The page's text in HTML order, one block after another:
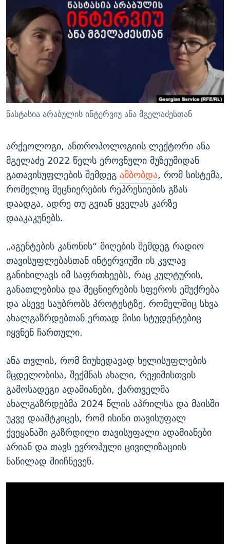
ᲛᲝᲚᲐᲞᲐᲠᲐᲙᲔ ᲢᲔᲥᲡᲢᲔᲑᲘ
ᲨᲘᲜ - ᲣᲪᲮᲝᲔᲗᲨᲘ
ᲚᲘᲢᲔᲠᲐᲢᲣᲠᲣᲚᲘ ᲬᲐᲮᲜᲐᲒᲔᲑᲘ
ᲐᲛᲔᲠᲘᲙᲣᲚᲘ ᲛᲝᲗᲮᲠᲝᲑᲐ
ᲘᲛᲞᲔᲠᲘᲐ ᲓᲐ ᲠᲐᲓᲘᲝ
ᲩᲔᲛᲘ ᲡᲘᲙᲕᲓᲘᲚᲘᲡ ᲛᲘᲖᲔᲖᲘᲐ COVID-19
11 ᲬᲔᲚᲘ - 11 ᲐᲛᲑᲐᲕᲘ
ᲡᲐᲞᲐᲠᲚᲐᲛᲔᲜᲢᲝ ᲐᲠᲩᲔᲕᲜᲔᲑᲘᲡ ᲘᲡᲢᲝᲠᲘᲐ
ᲑᲐᲕᲨᲕᲔᲑᲘ ᲞᲠᲝᲡᲢᲘᲢᲣᲪᲘᲐᲨᲘ - ᲐᲛᲝᲣᲗᲥᲛᲔᲚᲘ ᲐᲛᲑᲐᲕᲘ
5 ᲐᲛᲑᲐᲕᲘ - 20 ᲘᲕᲜᲘᲡᲡ ᲓᲐᲨᲐᲕᲔᲑᲣᲚᲔᲑᲘ
ᲐᲒᲕᲘᲡᲢᲝᲡ ᲝᲛᲘ
ПРИВЕТ ᲙᲣᲚᲢᲣᲠᲐ
ᲒᲐᲛᲝᲘᲬᲔᲠᲔ
რთე/რთ-ის ყველა საიტი
ნასტასია არაბულის ინტერვიუ ანა მგელაძესთან
არქეოლოგი, ანთროპოლოგიის ლექტორი ანა
მგელაძე 2022 წელს ეროვნული მუზეუმიდან
გათავისუფლების შემდეგ ამბობდა, რომ სისტემა,
რომელიც მეცნიერების რეპრესიების გზას
დაადგა, ადრე თუ გვიან ყველას კარზე
დააკაკუნებს.
„აგენტების კანონის“ მიღების შემდეგ რადიო
თავისუფლებასთან ინტერვიუში ის კვლავ
განიხილავს იმ საფრთხეებს, რაც კულტურის,
განათლებისა და მეცნიერების სფეროს ემუქრება
და ასევე საუბრობს პროტესტზე, რომელშიც სხვა
ახალგაზრდებთან ერთად მისი სტუდენტებიც
იყვნენ ჩართული.
ანა თვლის, რომ მიუხედავად ხელისუფლების
მცდელობისა, შექმნას ახალი, რეჟიმისთვის
გამოსადეგი ადამიანები, ქართველმა
ახალგაზრდებმა 2024 წლის აპრილსა და მაისში
უკვე დაამტკიცეს, რომ ისინი თავისუფალ
ქვეყანაში გაზრდილი თავისუფალი ადამიანები
არიან და თავს ევროპული ცივილიზაციის
ნაწილად მიიჩნევენ.